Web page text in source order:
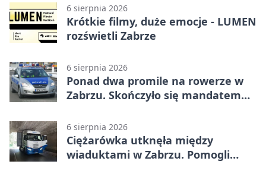
6 sierpnia 2026
Krótkie filmy, duże emocje - LUMEN
rozświetli Zabrze
6 sierpnia 2026
Ponad dwa promile na rowerze w
Zabrzu. Skończyło się mandatem
6 sierpnia 2026
Ciężarówka utknęła między
wiaduktami w Zabrzu. Pomogli